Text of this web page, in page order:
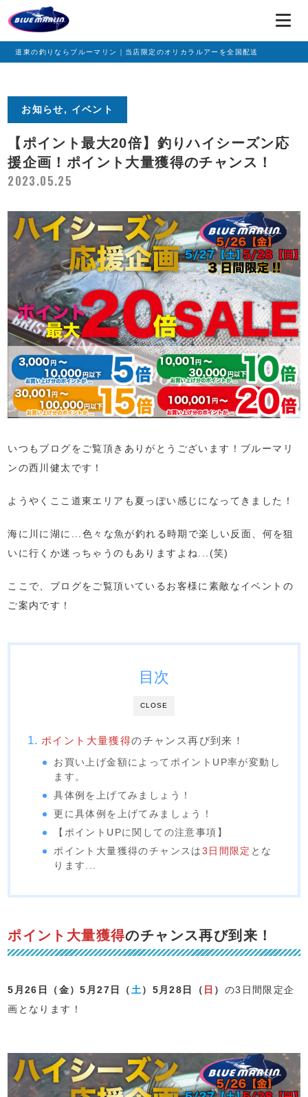
道東の釣りならブルーマリン｜当店限定のオリカラルアーを全国配送
お知らせ, イベント
【ポイント最大20倍】釣りハイシーズン応
援企画！ポイント大量獲得のチャンス！
2023.05.25
いつもブログをご覧頂きありがとうございます！ブルーマリ
ンの西川健太です！
ようやくここ道東エリアも夏っぽい感じになってきました！
海に川に湖に...色々な魚が釣れる時期で楽しい反面、何を狙
いに行くか迷っちゃうのもありますよね...(笑)
ここで、ブログをご覧頂いているお客様に素敵なイベントの
ご案内です！
CLOSE
目次
ポイント大量獲得のチャンス再び到来！
お買い上げ金額によってポイントUP率が変動し
ます。
具体例を上げてみましょう！
更に具体例を上げてみましょう！
【ポイントUPに関しての注意事項】
ポイント大量獲得のチャンスは 3日間限定 とな
ります...
ポイント大量獲得のチャンス再び到来！
5月26日（金）5月27日（ 土 ）5月28日（ 日 ） の3日間限定企
画となります！